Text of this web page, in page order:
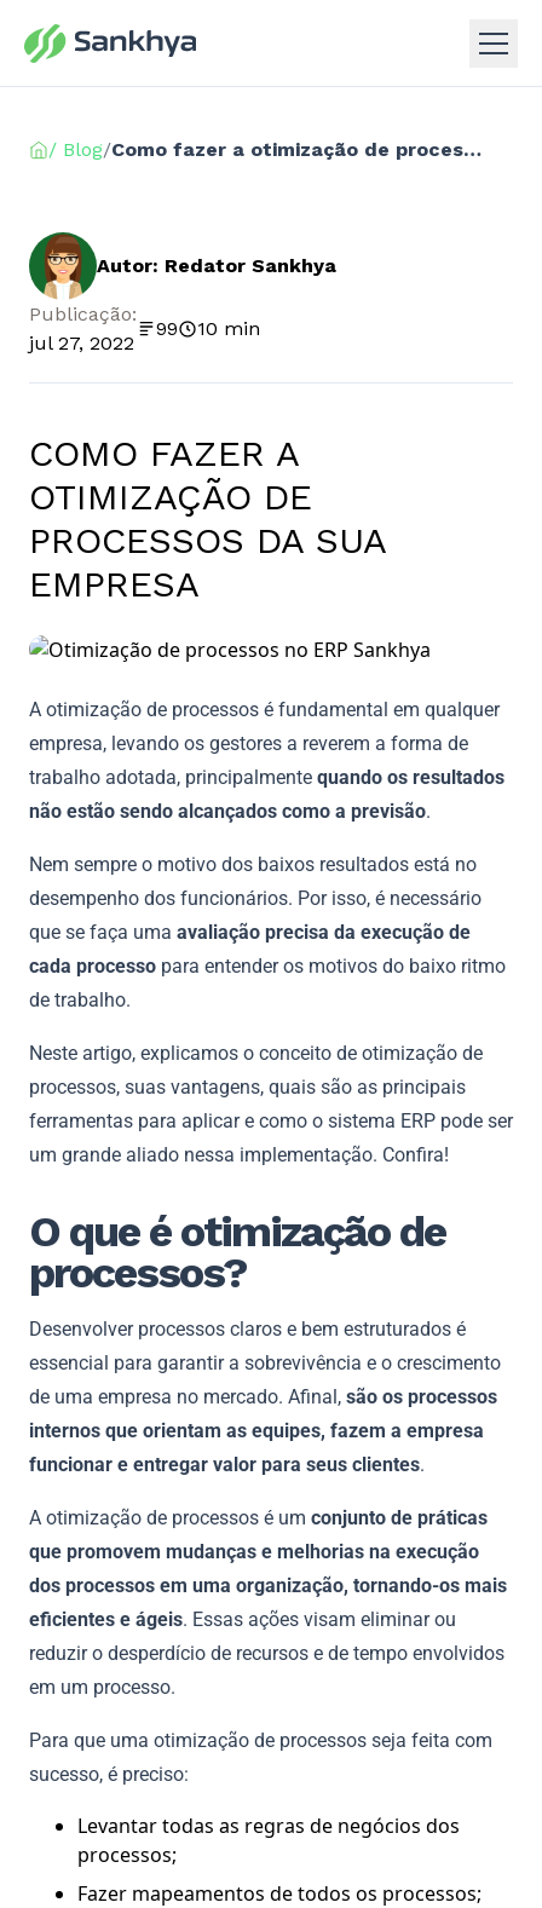
/ Blog/ Como fazer a otimização de processos da sua empresa
Autor: Redator Sankhya
Publicação:
jul 27, 2022
99 10 min
COMO FAZER A
OTIMIZAÇÃO DE
PROCESSOS DA SUA
EMPRESA
A otimização de processos é fundamental em qualquer
empresa, levando os gestores a reverem a forma de
trabalho adotada, principalmente quando os resultados
não estão sendo alcançados como a previsão.
Nem sempre o motivo dos baixos resultados está no
desempenho dos funcionários. Por isso, é necessário
que se faça uma avaliação precisa da execução de
cada processo para entender os motivos do baixo ritmo
de trabalho.
Neste artigo, explicamos o conceito de otimização de
processos, suas vantagens, quais são as principais
ferramentas para aplicar e como o sistema ERP pode ser
um grande aliado nessa implementação. Confira!
O que é otimização de
processos?
Desenvolver processos claros e bem estruturados é
essencial para garantir a sobrevivência e o crescimento
de uma empresa no mercado. Afinal, são os processos
internos que orientam as equipes, fazem a empresa
funcionar e entregar valor para seus clientes.
A otimização de processos é um conjunto de práticas
que promovem mudanças e melhorias na execução
dos processos em uma organização, tornando-os mais
eficientes e ágeis. Essas ações visam eliminar ou
reduzir o desperdício de recursos e de tempo envolvidos
em um processo.
Para que uma otimização de processos seja feita com
sucesso, é preciso:
Levantar todas as regras de negócios dos
processos;
Fazer mapeamentos de todos os processos;